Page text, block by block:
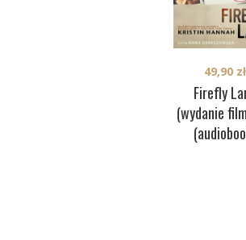
Firefly
(wydanie
49,90 zł